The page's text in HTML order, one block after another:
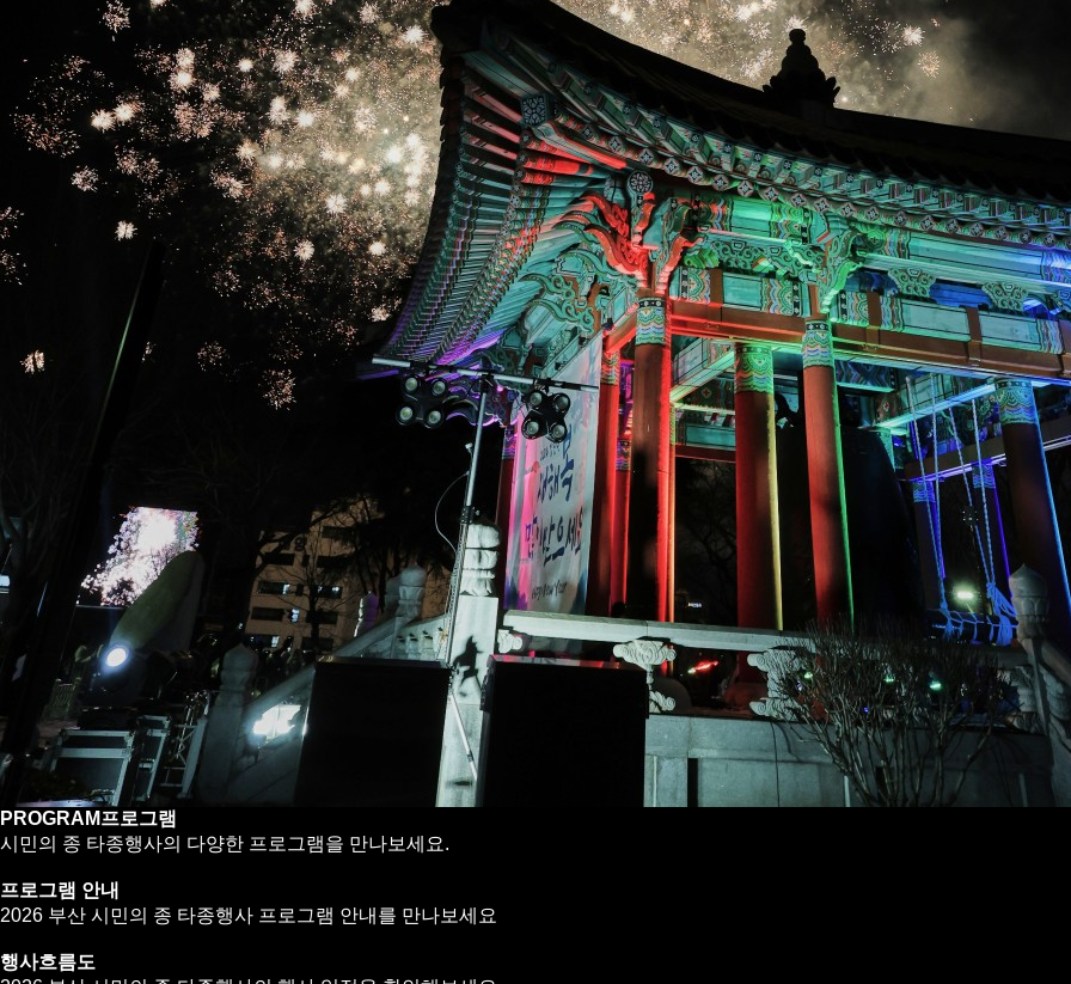
PROGRAM프로그램
시민의 종 타종행사의 다양한 프로그램을 만나보세요.
프로그램 안내
2026 부산 시민의 종 타종행사 프로그램 안내를 만나보세요
행사흐름도